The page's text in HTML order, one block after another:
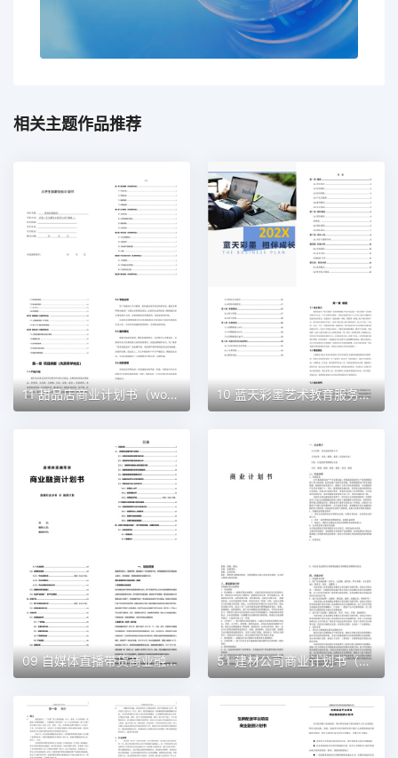
相关主题作品推荐
11 甜品店商业计划书（word+ppt配套）创业计划书word模板 10 蓝天彩墨艺术教育服务平台商业计划书（word+ppt配套）创业计划书word模板
09 自媒体直播带货商业融资计划书（word+ppt配套）创业计划书word模板 51 建材公司商业计划书（word+ppt配套）创业计划书word模板